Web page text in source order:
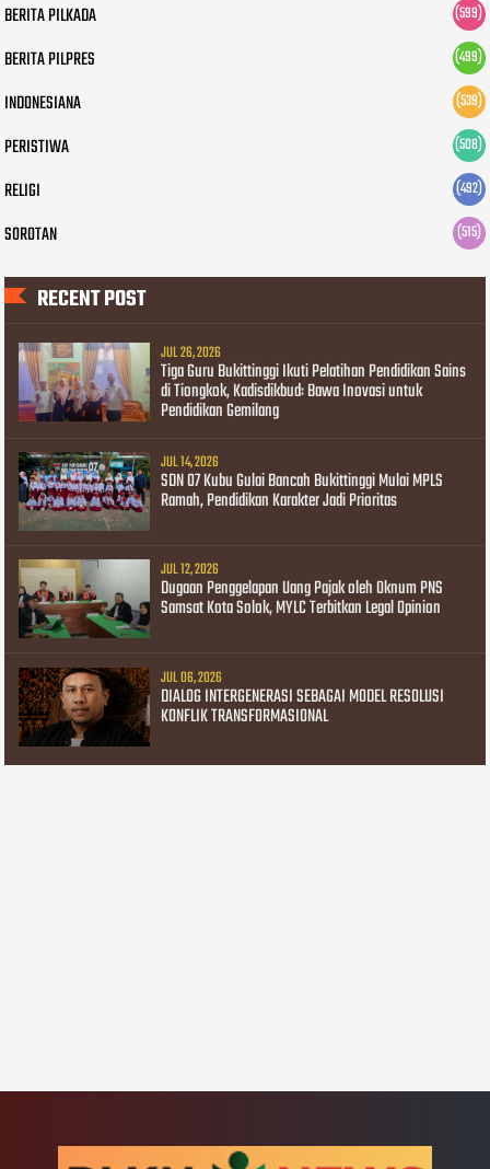
BERITA PILKADA (599)
BERITA PILPRES (499)
INDONESIANA (539)
PERISTIWA (508)
RELIGI (492)
SOROTAN (515)
RECENT POST
JUL 26, 2026
Tiga Guru Bukittinggi Ikuti Pelatihan Pendidikan Sains
di Tiongkok, Kadisdikbud: Bawa Inovasi untuk
Pendidikan Gemilang
JUL 14, 2026
SDN 07 Kubu Gulai Bancah Bukittinggi Mulai MPLS
Ramah, Pendidikan Karakter Jadi Prioritas
JUL 12, 2026
Dugaan Penggelapan Uang Pajak oleh Oknum PNS
Samsat Kota Solok, MYLC Terbitkan Legal Opinion
JUL 06, 2026
DIALOG INTERGENERASI SEBAGAI MODEL RESOLUSI
KONFLIK TRANSFORMASIONAL